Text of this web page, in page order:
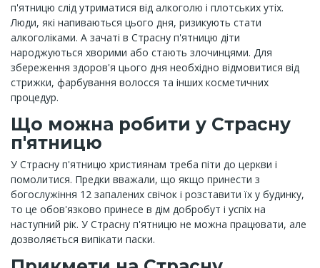
п'ятницю слід утриматися від алкоголю і плотських утіх.
Люди, які напиваються цього дня, ризикують стати
алкоголіками. А зачаті в Страсну п'ятницю діти
народжуються хворими або стають злочинцями. Для
збереження здоров'я цього дня необхідно відмовитися від
стрижки, фарбування волосся та інших косметичних
процедур.
Що можна робити у Страсну
п'ятницю
У Страсну п'ятницю християнам треба піти до церкви і
помолитися. Предки вважали, що якщо принести з
богослужіння 12 запалених свічок і розставити їх у будинку,
то це обов'язково принесе в дім добробут і успіх на
наступний рік. У Страсну п'ятницю не можна працювати, але
дозволяється випікати паски.